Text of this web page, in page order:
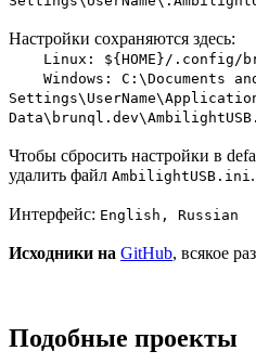
Настройки сохраняются здесь:
Linux: ${HOME}/.config/
Windows: C:\Documents
Чтобы сбросить настройки в
удалить файл AmbilightUSB.ini .
Интерфейс: English, Russian
Исходники на GitHub, всякое
Подобные проекты